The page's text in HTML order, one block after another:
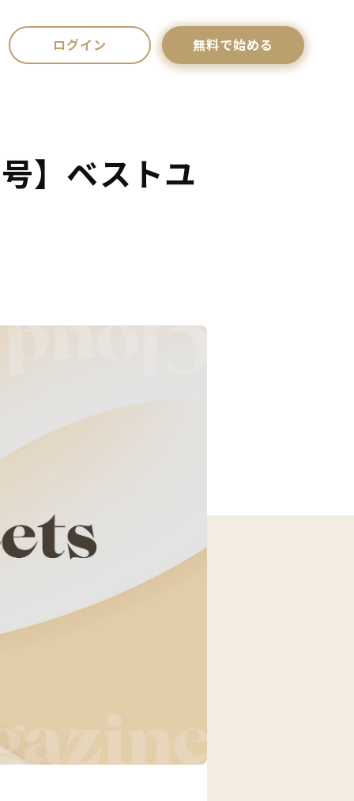
ログイン 無料で始める
】ベストユ